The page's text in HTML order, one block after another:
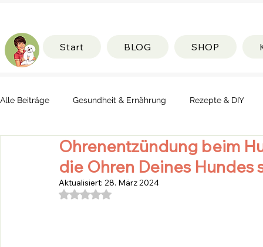
Alle Beiträge Gesundheit & Ernährung Rezepte & DIY
Ohrenentzündung beim
die Ohren Deines Hundes
Aktualisiert: 28. März 2024
Mit NaN von 5 Sternen bewertet.
Start BLOG SHOP